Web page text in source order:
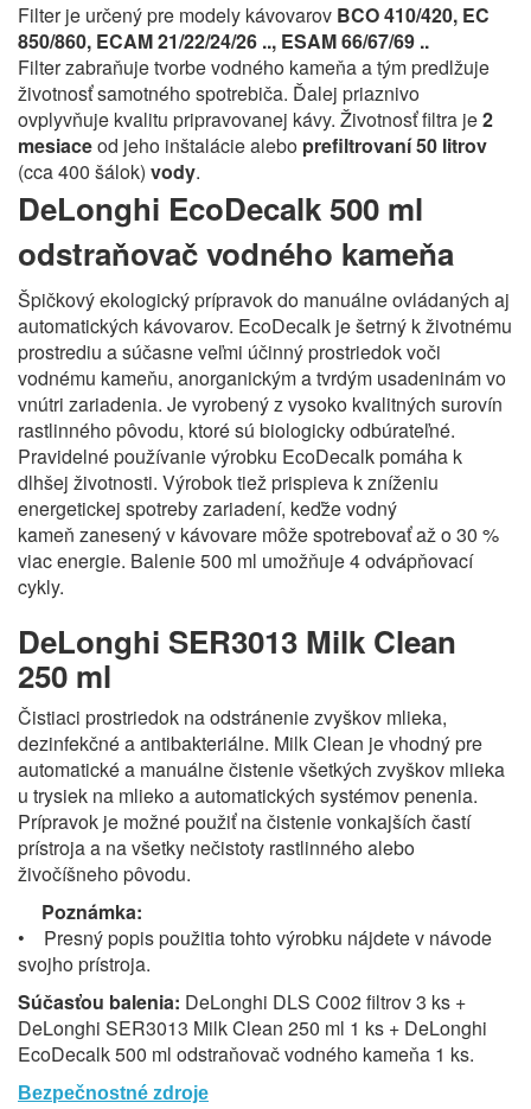
Filter je určený pre modely kávovarov BCO 410/420, EC
850/860, ECAM 21/22/24/26 .., ESAM 66/67/69 ..
Filter zabraňuje tvorbe vodného kameňa a tým predlžuje
životnosť samotného spotrebiča. Ďalej priaznivo
ovplyvňuje kvalitu pripravovanej kávy. Životnosť filtra je2
mesiaceod jeho inštalácie alebo prefiltrovaní 50 litrov
(cca 400 šálok) vody.
DeLonghi EcoDecalk 500 ml
odstraňovač vodného kameňa
Špičkový ekologický prípravok do manuálne ovládaných aj
automatických kávovarov. EcoDecalk je šetrný k životnému
prostrediu a súčasne veľmi účinný prostriedok voči
vodnému kameňu, anorganickým a tvrdým usadeninám vo
vnútri zariadenia. Je vyrobený z vysoko kvalitných surovín
rastlinného pôvodu, ktoré sú biologicky odbúrateľné.
Pravidelné používanie výrobku EcoDecalk pomáha k
dlhšej životnosti. Výrobok tiež prispieva k zníženiu
energetickej spotreby zariadení, keďže vodný
kameň zanesený v kávovare môže spotrebovať až o 30 %
viac energie. Balenie 500 ml umožňuje 4 odvápňovací
cykly.
DeLonghi SER3013 Milk Clean
250 ml
Čistiaci prostriedok na odstránenie zvyškov mlieka,
dezinfekčné a antibakteriálne. Milk Clean je vhodný pre
automatické a manuálne čistenie všetkých zvyškov mlieka
u trysiek na mlieko a automatických systémov penenia.
Prípravok je možné použiť na čistenie vonkajších častí
prístroja a na všetky nečistoty rastlinného alebo
živočíšneho pôvodu.
Poznámka:
• Presný popis použitia tohto výrobku nájdete v návode
svojho prístroja.
Súčasťou balenia: DeLonghi DLS C002 filtrov 3 ks +
DeLonghi SER3013 Milk Clean 250 ml 1 ks + DeLonghi
EcoDecalk 500 ml odstraňovač vodného kameňa 1 ks.
Bezpečnostné zdroje